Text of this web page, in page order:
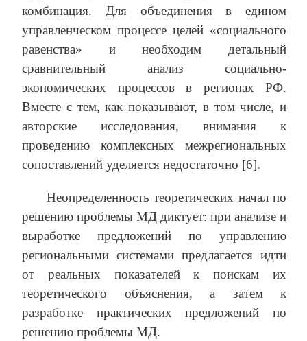
комбинация. Для объединения в едином
управленческом процессе целей «социального
равенства» и необходим детальный
сравнительный анализ социально-
экономических процессов в регионах РФ.
Вместе с тем, как показывают, в том числе, и
авторские исследования, внимания к
проведению комплексных межрегиональных
сопоставлений уделяется недостаточно [6].
Неопределенность теоретических начал по
решению проблемы МД диктует: при анализе и
выработке предложений по управлению
региональными системами предлагается идти
от реальных показателей к поискам их
теоретического объяснения, а затем к
разработке практических предложений по
решению проблемы МД.